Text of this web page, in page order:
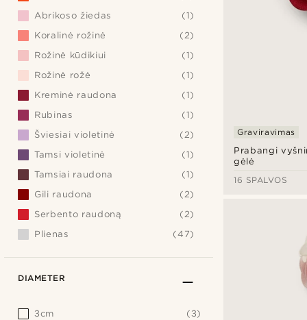
Prabangi
gėlė
Graviravimas
16 SPALVOS
Abrikoso žiedas
(1)
Koralinė rožinė
(2)
Rožinė kūdikiui
(1)
Rožinė rožė
(1)
Kreminė raudona
(1)
Rubinas
(1)
Šviesiai violetinė
(2)
Tamsi violetinė
(1)
Tamsiai raudona
(1)
Gili raudona
(2)
Serbento raudoną
(2)
Plienas
(47)
DIAMETER
3cm
(3)